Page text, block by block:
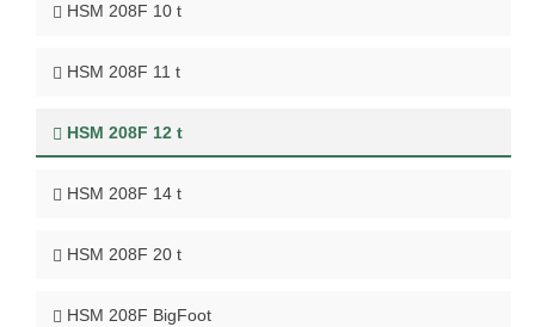
HSM 208F 10 t
HSM 208F 11 t
HSM 208F 12 t
HSM 208F 14 t
HSM 208F 20 t
HSM 208F BigFoot